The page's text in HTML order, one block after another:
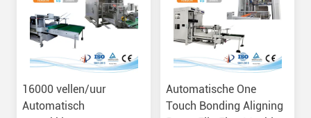
16000 vellen/uur
Automatisch
Automatische One
Touch Bonding Aligning